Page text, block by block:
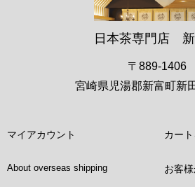
日本茶専門店 新
〒889-1406
宮崎県児湯郡新富町新
マイアカウント カー
About overseas shipping お客